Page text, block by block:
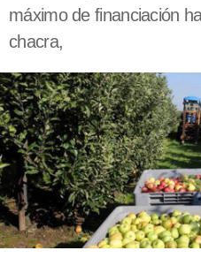
máximo de financiación
chacra,